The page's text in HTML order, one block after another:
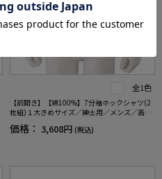
全1色
【前開き】【綿100%】7分袖ホックシャツ(2
枚組)１大きめサイズ／紳士用／メンズ／高齢
者／シニア／抗菌防臭／腰曲がり／後ろ長め
／ラグラン袖／脱ぎやすい／着やすい／肌着
価格： 3,608円 (税込)